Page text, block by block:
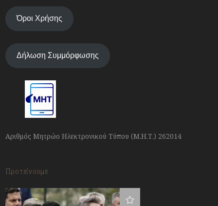
Όροι Χρήσης
Δήλωση Συμμόρφωσης
Αριθμός Μητρώο Ηλεκτρονικού Τύπου (Μ.Η.Τ.) 262014
Προτείνουμε